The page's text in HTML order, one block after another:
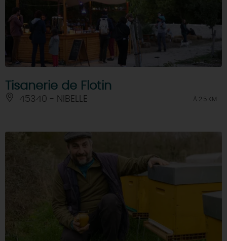
Tisanerie de Flotin
45340 - NIBELLE À 2.5 KM